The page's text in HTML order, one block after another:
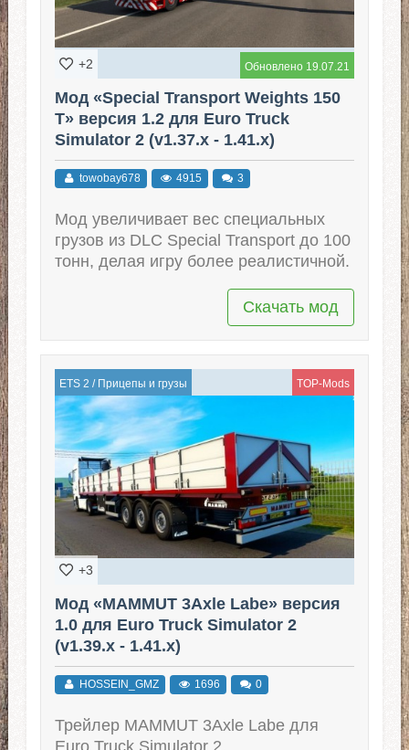
Обновлено 19.07.21
+2
Мод «Special Transport Weights 150
T» версия 1.2 для Euro Truck
Simulator 2 (v1.37.x - 1.41.x)
towobay678 4915 3
Мод увеличивает вес специальных
грузов из DLC Special Transport до 100
тонн, делая игру более реалистичной.
Скачать мод
ETS 2 / Прицепы и грузы TOP-Mods
+3
Мод «MAMMUT 3Axle Labe» версия
1.0 для Euro Truck Simulator 2
(v1.39.x - 1.41.x)
HOSSEIN_GMZ 1696 0
Трейлер MAMMUT 3Axle Labe для
Euro Truck Simulator 2.